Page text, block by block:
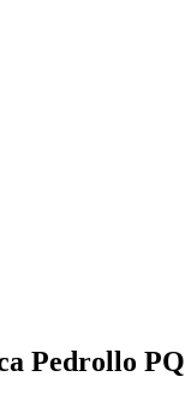
Pedrollo PQ